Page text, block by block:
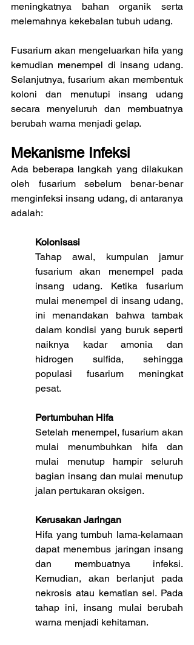
meningkatnya bahan organik serta
melemahnya kekebalan tubuh udang.
Fusarium akan mengeluarkan hifa yang
kemudian menempel di insang udang.
Selanjutnya, fusarium akan membentuk
koloni dan menutupi insang udang
secara menyeluruh dan membuatnya
berubah warna menjadi gelap.
Mekanisme Infeksi
Ada beberapa langkah yang dilakukan
oleh fusarium sebelum benar-benar
menginfeksi insang udang, di antaranya
adalah:
Kolonisasi
Tahap awal, kumpulan jamur
fusarium akan menempel pada
insang udang. Ketika fusarium
mulai menempel di insang udang,
ini menandakan bahwa tambak
dalam kondisi yang buruk seperti
naiknya kadar amonia dan
hidrogen sulfida, sehingga
populasi fusarium meningkat
pesat.
Pertumbuhan Hifa
Setelah menempel, fusarium akan
mulai menumbuhkan hifa dan
mulai menutup hampir seluruh
bagian insang dan mulai menutup
jalan pertukaran oksigen.
Kerusakan Jaringan
Hifa yang tumbuh lama-kelamaan
dapat menembus jaringan insang
dan membuatnya infeksi.
Kemudian, akan berlanjut pada
nekrosis atau kematian sel. Pada
tahap ini, insang mulai berubah
warna menjadi kehitaman.